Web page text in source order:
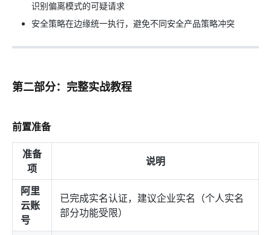
识别偏离模式的可疑请求
安全策略在边缘统一执行，避免不同安全产品策略冲突
第二部分：完整实战教程
前置准备
准备
项
说明
阿里
云账
号
已完成实名认证，建议企业实名（个人实名
部分功能受限）